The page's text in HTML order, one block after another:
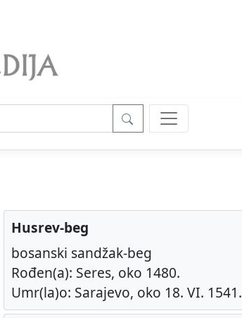
Husrev-beg
bosanski sandžak-beg
Rođen(a): Seres, oko 1480.
Umr(la)o: Sarajevo, oko 18. VI. 1541.